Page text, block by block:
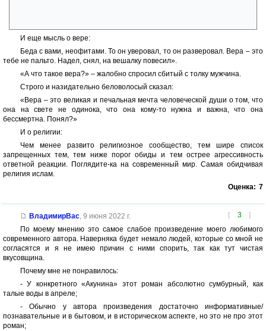
И еще мысль о вере:
Беда с вами, неофитами. То он уверовал, то он разверовал. Вера – это
тебе не пальто. Надел, снял, на вешалку повесил».
«А что такое вера?» – жалобно спросил сбитый с толку мужчина.
Строго и назидательно беловолосый сказал:
«Вера – это великая и печальная мечта человеческой души о том, что
она на свете не одинока, что она кому-то нужна и важна, что она
бессмертна. Понял?»
И о религии:
Чем менее развито религиозное сообщество, тем шире список
запрещенных тем, тем ниже порог обиды и тем острее агрессивность
ответной реакции. Поглядите-ка на современный мир. Самая обидчивая
религия ислам.
Оценка: 7
[ 3 ]
ВладимирВас, 9 июня 2022 г.
По моему мнению это самое слабое произведение моего любимого
современного автора. Наверняка будет немало людей, которые со мной не
согласятся и я не имею причин с ними спорить, так как тут чистая
вкусовщина.
Почему мне не понравилось:
- У конкретного «Акунина» этот роман абсолютно сумбурный, как
талые воды в апреле;
- Обычно у автора произведения достаточно информативные/
познавательные и в бытовом, и в историческом аспекте, но это не про этот
роман;